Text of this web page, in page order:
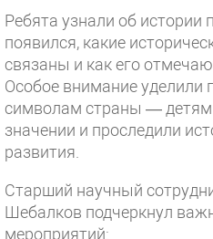
Ребята узнали об истории
появился, какие
связаны и как его
Особое внимание уделили
символам страны — детям
значении и проследили
развития.
Старший научный
Шебалков подчеркнул
мероприятий: